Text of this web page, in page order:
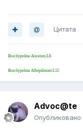
Цитата
Brachypelma Auratum L8
Brachypelma Albopilosum L12
Advoc@te
Опубликовано